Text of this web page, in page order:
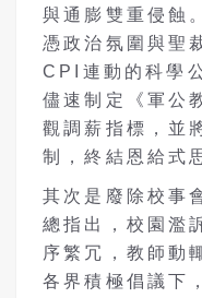
與通膨雙重侵蝕
憑政治氛圍與聖
CPI連動的科學
儘速制定《軍公
觀調薪指標，並
制，終結恩給式
其次是廢除校事
總指出，校園濫
序繁冗，教師動
各界積極倡議下